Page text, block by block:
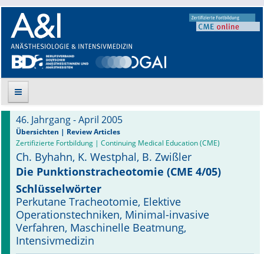
Suche
Aktuelle Ausgabe
Leitlinien
Archiv
Supplements
46. Jahrgang - April 2005
Übersichten | Review Articles
Zertifizierte Fortbildung | Continuing Medical Education (CME)
Ch. Byhahn, K. Westphal, B. Zwißler
Die Punktionstracheotomie (CME 4/05)
Schlüsselwörter
Perkutane Tracheotomie, Elektive
Operationstechniken, Minimal-invasive
Verfahren, Maschinelle Beatmung,
Intensivmedizin